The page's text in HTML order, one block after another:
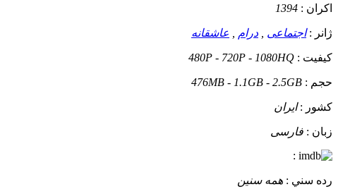
اکران : 1394
ژانر :اجتماعی درام عاشقانه
کيفيت : 480P - 720P - 1080HQ
حجم : 476MB - 1.1GB - 2.5GB
کشور :ایران
زبان : فارسی
:
رده سني : همه سنین